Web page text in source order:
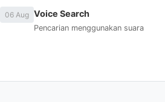
06 Aug Voice Search
Pencarian menggunakan suara